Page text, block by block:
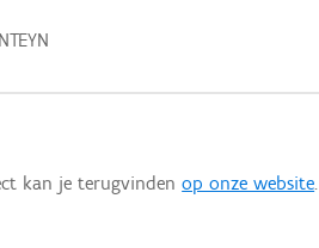
kan je terugvindenop onze website.